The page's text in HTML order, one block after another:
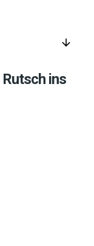
arrow_downward
ins